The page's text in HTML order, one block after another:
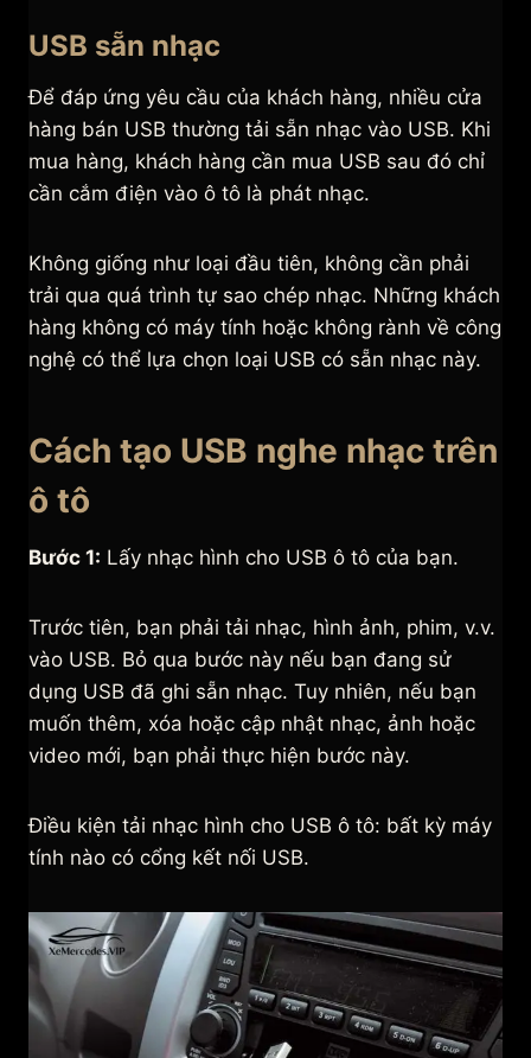
USB sẵn nhạc
Để đáp ứng yêu cầu của khách hàng, nhiều cửa
hàng bán USB thường tải sẵn nhạc vào USB. Khi
mua hàng, khách hàng cần mua USB sau đó chỉ
cần cắm điện vào ô tô là phát nhạc.
Không giống như loại đầu tiên, không cần phải
trải qua quá trình tự sao chép nhạc. Những khách
hàng không có máy tính hoặc không rành về công
nghệ có thể lựa chọn loại USB có sẵn nhạc này.
Cách tạo USB nghe nhạc trên
ô tô
Bước 1: Lấy nhạc hình cho USB ô tô của bạn.
Trước tiên, bạn phải tải nhạc, hình ảnh, phim, v.v.
vào USB. Bỏ qua bước này nếu bạn đang sử
dụng USB đã ghi sẵn nhạc. Tuy nhiên, nếu bạn
muốn thêm, xóa hoặc cập nhật nhạc, ảnh hoặc
video mới, bạn phải thực hiện bước này.
Điều kiện tải nhạc hình cho USB ô tô: bất kỳ máy
tính nào có cổng kết nối USB.